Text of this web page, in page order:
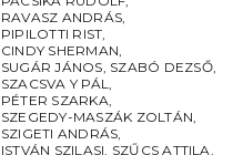
RAVASZ ANDRÁS,
PIPILOTTI RIST,
CINDY SHERMAN,
SUGÁR JÁNOS, SZABÓ DEZSŐ,
SZACSVA Y PÁL,
PÉTER SZARKA,
SZEGEDY-MASZÁK ZOLTÁN,
SZIGETI ANDRÁS,
ISTVÁN SZILASI, SZŰCS ATTILA,